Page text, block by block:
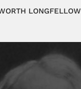
LONGFELLOW